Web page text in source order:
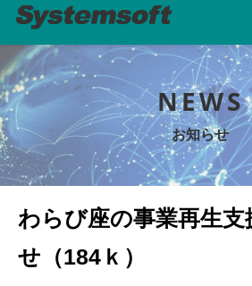
NEWS
お知らせ
わらび座の事業再生支
せ（184ｋ）